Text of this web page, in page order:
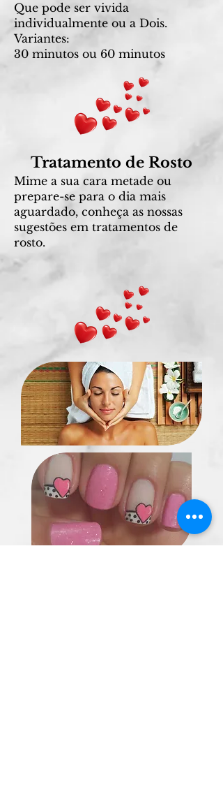
Que pode ser vivida
individualmente ou a Dois.
Variantes:
30 minutos ou 60 minutos
Tratamento de Rosto
Mime a sua cara metade ou
prepare-se para o dia mais
aguardado, conheça as nossas
sugestões em tratamentos de
rosto.